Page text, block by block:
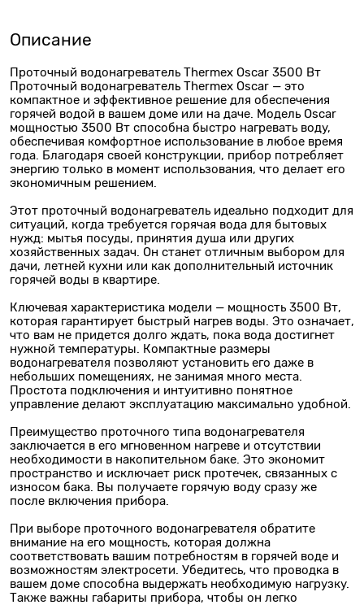
Описание
Проточный водонагреватель Thermex Oscar 3500 Вт
Проточный водонагреватель Thermex Oscar — это
компактное и эффективное решение для обеспечения
горячей водой в вашем доме или на даче. Модель Oscar
мощностью 3500 Вт способна быстро нагревать воду,
обеспечивая комфортное использование в любое время
года. Благодаря своей конструкции, прибор потребляет
энергию только в момент использования, что делает его
экономичным решением.
Этот проточный водонагреватель идеально подходит для
ситуаций, когда требуется горячая вода для бытовых
нужд: мытья посуды, принятия душа или других
хозяйственных задач. Он станет отличным выбором для
дачи, летней кухни или как дополнительный источник
горячей воды в квартире.
Ключевая характеристика модели — мощность 3500 Вт,
которая гарантирует быстрый нагрев воды. Это означает,
что вам не придется долго ждать, пока вода достигнет
нужной температуры. Компактные размеры
водонагревателя позволяют установить его даже в
небольших помещениях, не занимая много места.
Простота подключения и интуитивно понятное
управление делают эксплуатацию максимально удобной.
Преимущество проточного типа водонагревателя
заключается в его мгновенном нагреве и отсутствии
необходимости в накопительном баке. Это экономит
пространство и исключает риск протечек, связанных с
износом бака. Вы получаете горячую воду сразу же
после включения прибора.
При выборе проточного водонагревателя обратите
внимание на его мощность, которая должна
соответствовать вашим потребностям в горячей воде и
возможностям электросети. Убедитесь, что проводка в
вашем доме способна выдержать необходимую нагрузку.
Также важны габариты прибора, чтобы он легко